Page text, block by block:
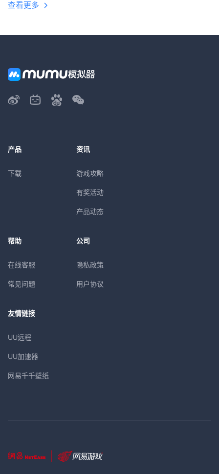
查看更多
产品
下载
资讯
游戏攻略
有奖活动
产品动态
帮助
在线客服
常见问题
公司
隐私政策
用户协议
友情链接
UU远程
UU加速器
网易千千壁纸